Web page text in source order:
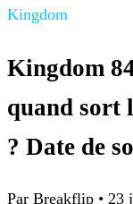
Kingdom
Kingdom
quand sort
? Date de
Par Breakflip • 23